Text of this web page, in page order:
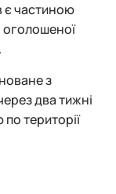
є частиною
оголошеної
з
два тижні
території